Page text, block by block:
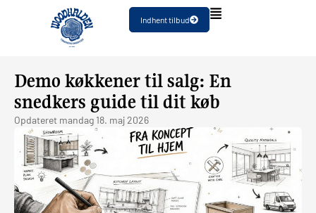
Indhent tilbud
Demo køkkener til salg: En
snedkers guide til dit køb
Opdateret mandag 18. maj 2026